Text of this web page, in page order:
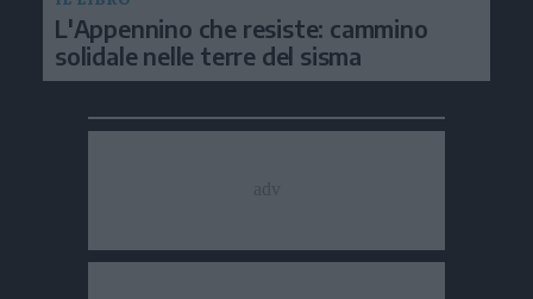
L'Appennino che resiste: cammino
solidale nelle terre del sisma